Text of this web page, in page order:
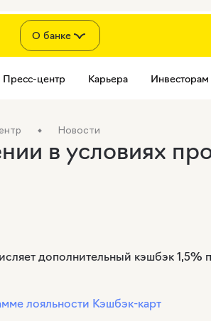
О банке
Пресс-центр Карьера Инвесторам
Новости
в условиях
дополнительный кэшбэк 1,5%
лояльности Кэшбэк-карт